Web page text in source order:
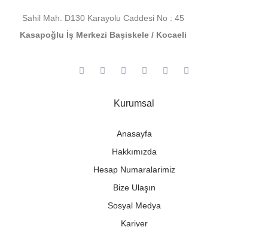
Sahil Mah. D130 Karayolu Caddesi No : 45
Kasapoğlu İş Merkezi Başiskele / Kocaeli
Kurumsal
Anasayfa
Hakkımızda
Hesap Numaralarimiz
Bize Ulaşın
Sosyal Medya
Kariyer